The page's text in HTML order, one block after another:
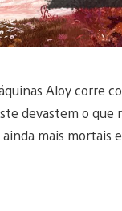
Aloy corre
devastem o que
mais mortais